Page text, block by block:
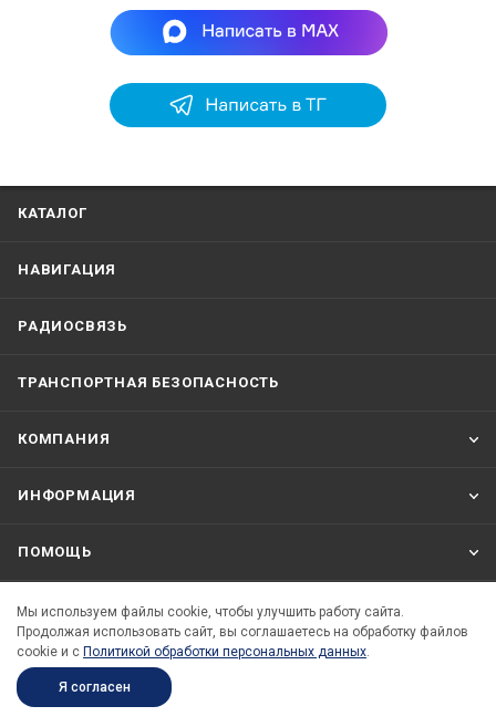
КАТАЛОГ
НАВИГАЦИЯ
РАДИОСВЯЗЬ
ТРАНСПОРТНАЯ БЕЗОПАСНОСТЬ
КОМПАНИЯ
ИНФОРМАЦИЯ
ПОМОЩЬ
8 800 333 70 71
Мы используем файлы cookie, чтобы улучшить работу сайта.
Продолжая использовать сайт, вы соглашаетесь на обработку файлов
cookie и c Политикой обработки персональных данных.
Я согласен